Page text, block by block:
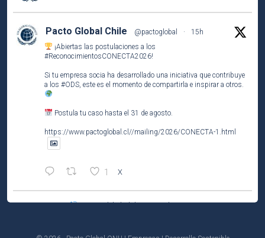
Pacto Global Chile @pactoglobal ·
15h
¡Abiertas las postulaciones a los
#ReconocimientosCONECTA2026!
Si tu empresa socia ha desarrollado una iniciativa que contribuye
a los #ODS, este es el momento de compartirla e inspirar a otros.
Postula tu caso hasta el 31 de agosto.
https://www.pactoglobal.cl//mailing/2026/CONECTA-1.html
1 X
Pacto Global Chile Retuiteado